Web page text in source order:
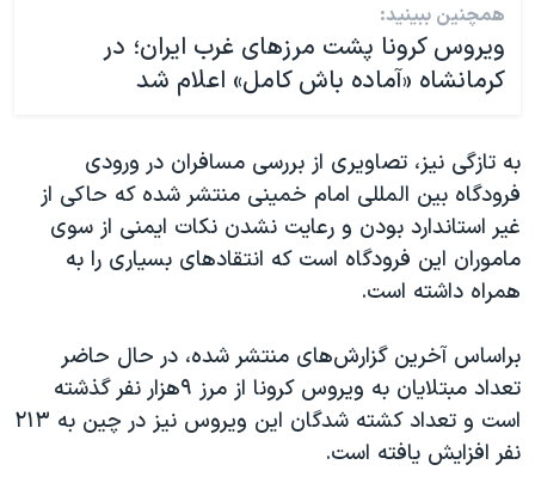
همچنین ببینید:
ویروس کرونا پشت مرزهای غرب ایران؛ در
کرمانشاه «آماده باش کامل» اعلام شد
به تازگی نیز، تصاویری از بررسی مسافران در ورودی
فرودگاه بین المللی امام خمینی منتشر شده که حاکی از
غیر استاندارد بودن و رعایت نشدن نکات ایمنی از سوی
ماموران این فرودگاه است که انتقادهای بسیاری را به
همراه داشته است.
براساس آخرین گزارش‌های منتشر شده، در حال حاضر
تعداد مبتلایان به ویروس کرونا از مرز ۹هزار نفر گذشته
است و تعداد کشته شدگان این ویروس نیز در چین به ۲۱۳
نفر افزایش یافته است.